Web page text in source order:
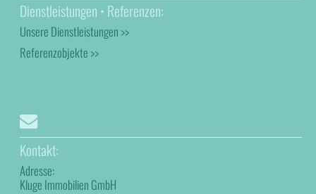
Dienstleistungen • Referenzen:
Unsere Dienstleistungen >>
Referenzobjekte >>
Kontakt:
Adresse:
Kluge Immobilien GmbH